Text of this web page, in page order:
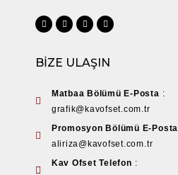
BİZE ULAŞIN
Matbaa Bölümü E-Posta :
grafik@kavofset.com.tr
Promosyon Bölümü E-Posta
aliriza@kavofset.com.tr
Kav Ofset Telefon :